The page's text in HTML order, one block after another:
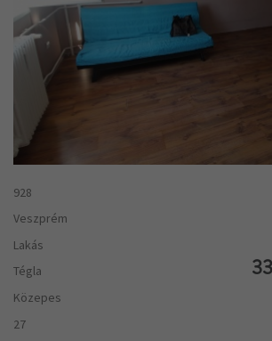
928
Veszprém
Lakás
Tégla
Közepes
27